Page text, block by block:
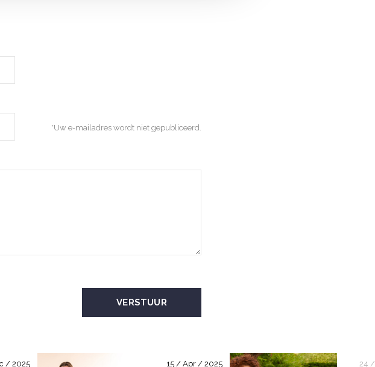
*Uw e-mailadres wordt niet gepubliceerd.
VERSTUUR
/ 2025 15 / Apr / 2025 24